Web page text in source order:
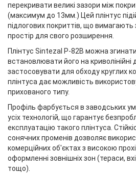
перекривати великі зазори між
(максимум до 13мм.) Цей плінтус
підлогових покриттів, що вимагають
простір для свого розширення.
Плінтус Sintezal Р-82В можна
встановлювати його на криволінійні
застосовувати для обходу круглих
плінтуса дає можливість
прихованого типу.
Профіль фарбується в заводських
усіх технологій, що гарантує
експлуатацію такого плінтуса.
сонячних променів дозволяє
комерційних об'єктах з високою
оформленні зовнішніх зон (тераси,
тощо).